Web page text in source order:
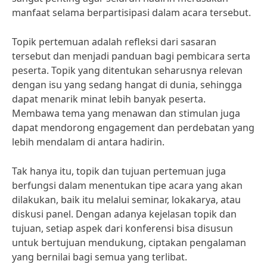
manfaat selama berpartisipasi dalam acara tersebut.
Topik pertemuan adalah refleksi dari sasaran
tersebut dan menjadi panduan bagi pembicara serta
peserta. Topik yang ditentukan seharusnya relevan
dengan isu yang sedang hangat di dunia, sehingga
dapat menarik minat lebih banyak peserta.
Membawa tema yang menawan dan stimulan juga
dapat mendorong engagement dan perdebatan yang
lebih mendalam di antara hadirin.
Tak hanya itu, topik dan tujuan pertemuan juga
berfungsi dalam menentukan tipe acara yang akan
dilakukan, baik itu melalui seminar, lokakarya, atau
diskusi panel. Dengan adanya kejelasan topik dan
tujuan, setiap aspek dari konferensi bisa disusun
untuk bertujuan mendukung, ciptakan pengalaman
yang bernilai bagi semua yang terlibat.